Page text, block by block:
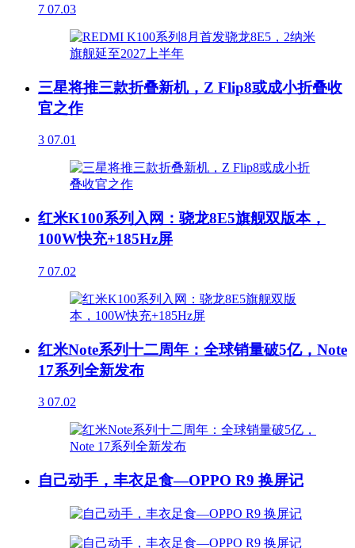
7 07.03
三星将推三款折叠新机，Z Flip8或成小折叠收
官之作
3 07.01
红米K100系列入网：骁龙8E5旗舰双版本，
100W快充+185Hz屏
7 07.02
红米Note系列十二周年：全球销量破5亿，Note
17系列全新发布
3 07.02
自己动手，丰衣足食—OPPO R9 换屏记